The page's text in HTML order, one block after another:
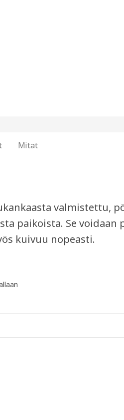
Mitat
valmistettu,
paikoista. Se voidaan
kuivuu nopeasti.